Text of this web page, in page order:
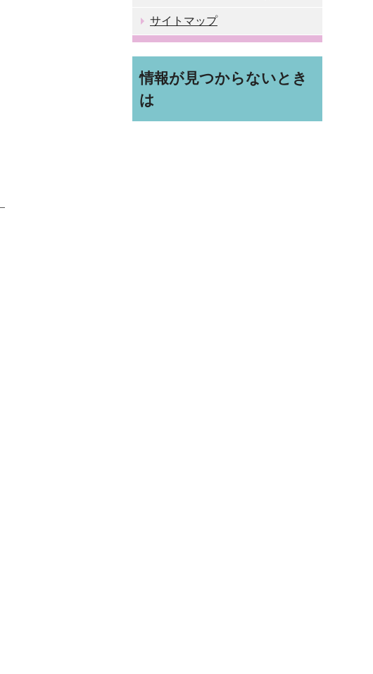
サイトマップ
情報が見つからないとき
は